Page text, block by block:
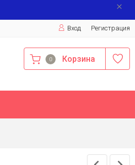
Вход Регистрация
0 Корзина